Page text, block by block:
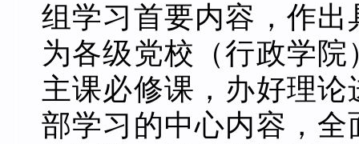
组学习首要内容，作
为各级党校（行政学
主课必修课，办好理
部学习的中心内容，